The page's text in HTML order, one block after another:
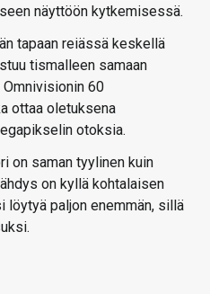
näyttöön kytkemisessä.
tapaan reiässä keskellä
tismalleen samaan
60
ottaa oletuksena
otoksia.
on saman tyylinen kuin
on kyllä kohtalaisen
löytyä paljon enemmän, sillä